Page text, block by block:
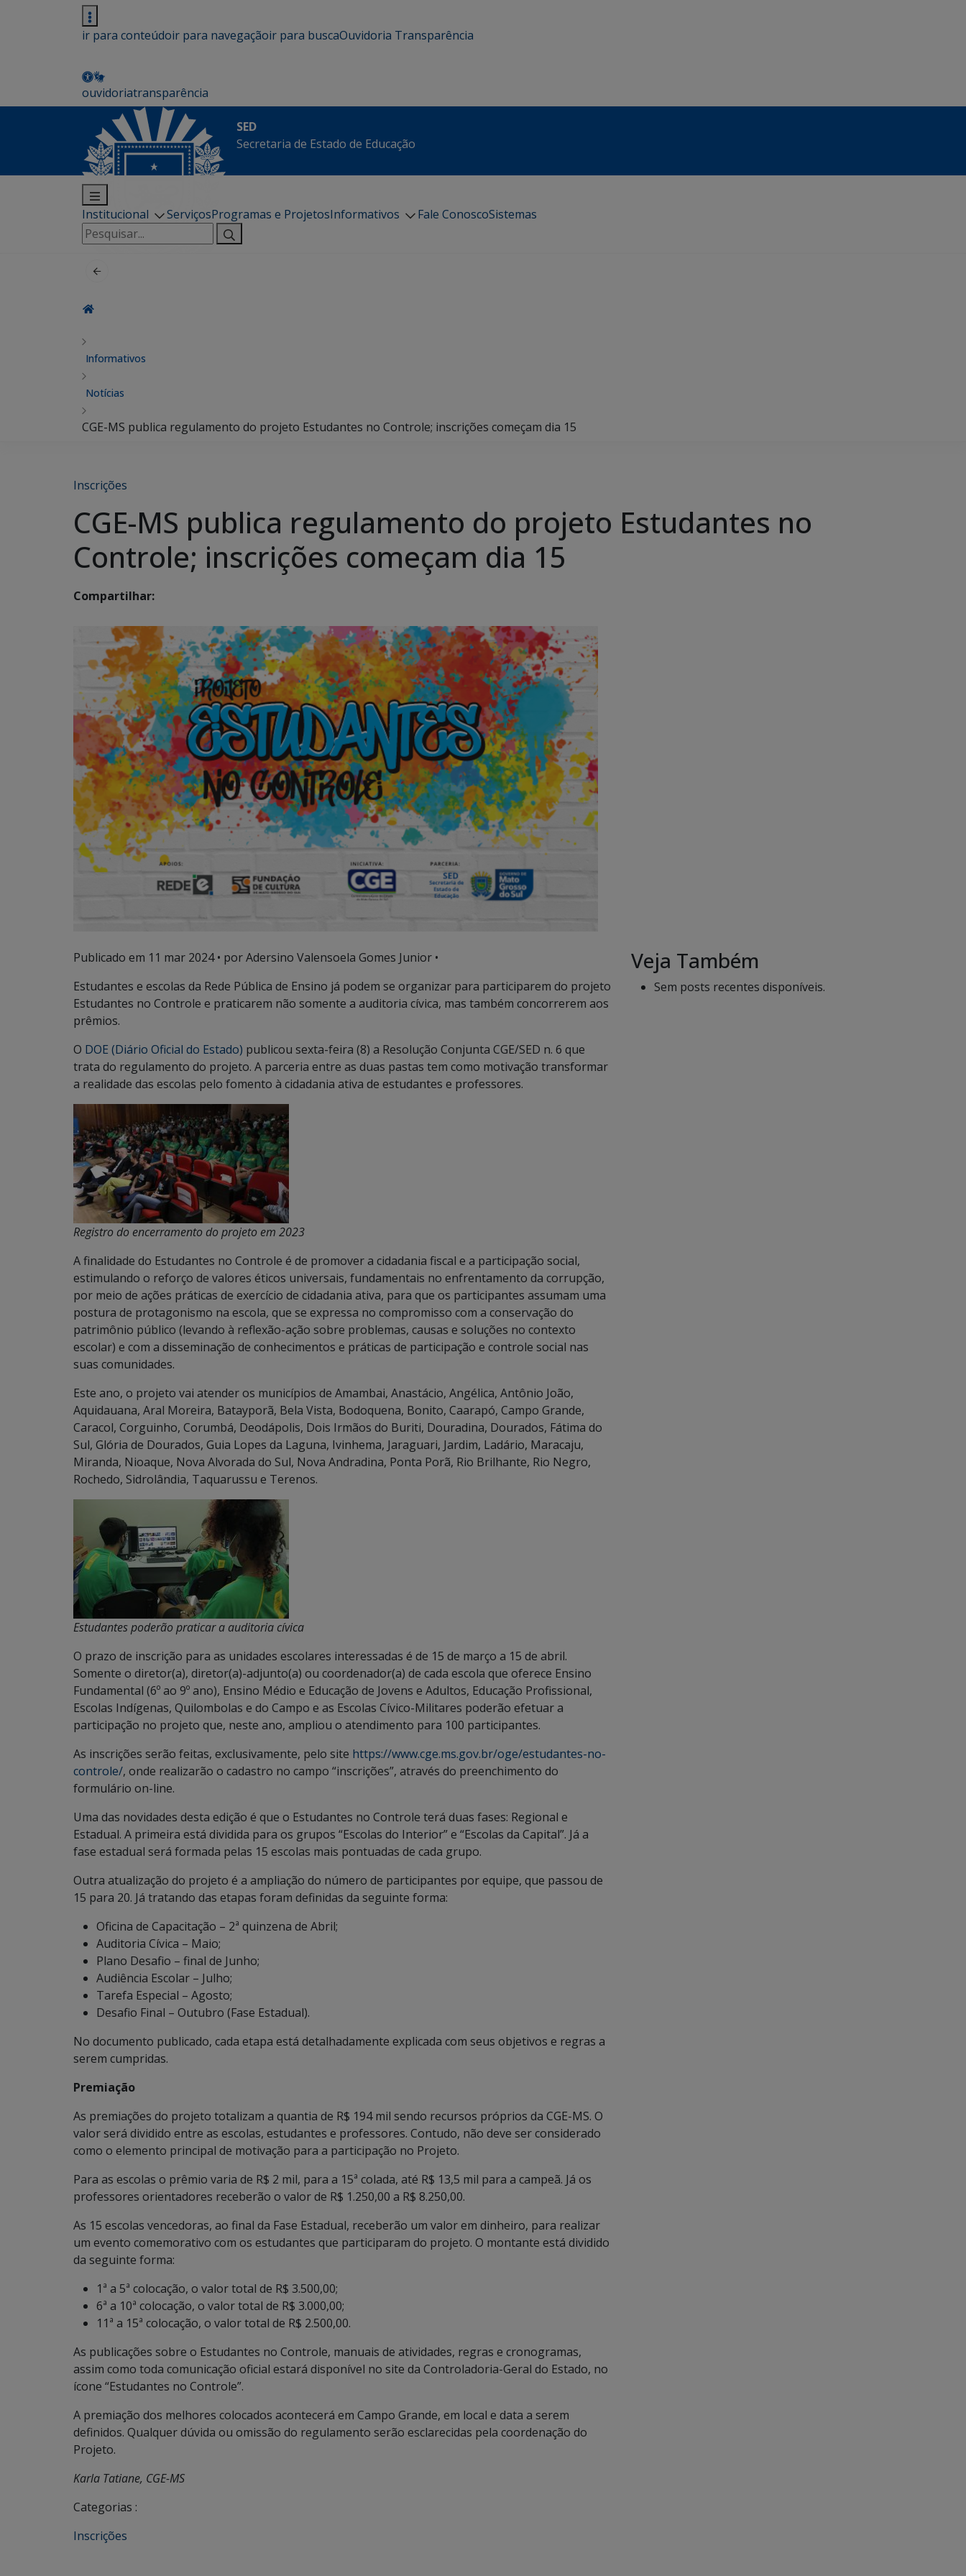
ir para conteúdoir para navegaçãoir para buscaOuvidoria Transparência
ouvidoriatransparência
SED
Secretaria de Estado de Educação
Institucional ServiçosProgramas e ProjetosInformativos Fale ConoscoSistemas
Pesquisar
por:
Informativos
Notícias
CGE-MS publica regulamento do projeto Estudantes no Controle; inscrições começam dia 15
Inscrições
CGE-MS publica regulamento do projeto Estudantes no
Controle; inscrições começam dia 15
Compartilhar:
Publicado em 11 mar 2024• por Adersino Valensoela Gomes Junior •
Estudantes e escolas da Rede Pública de Ensino já podem se organizar para participarem do projeto
Estudantes no Controle e praticarem não somente a auditoria cívica, mas também concorrerem aos
prêmios.
O DOE (Diário Oficial do Estado) publicou sexta-feira (8) a Resolução Conjunta CGE/SED n. 6 que
trata do regulamento do projeto. A parceria entre as duas pastas tem como motivação transformar
a realidade das escolas pelo fomento à cidadania ativa de estudantes e professores.
Registro do encerramento do projeto em 2023
A finalidade do Estudantes no Controle é de promover a cidadania fiscal e a participação social,
estimulando o reforço de valores éticos universais, fundamentais no enfrentamento da corrupção,
por meio de ações práticas de exercício de cidadania ativa, para que os participantes assumam uma
postura de protagonismo na escola, que se expressa no compromisso com a conservação do
patrimônio público (levando à reflexão-ação sobre problemas, causas e soluções no contexto
escolar) e com a disseminação de conhecimentos e práticas de participação e controle social nas
suas comunidades.
Este ano, o projeto vai atender os municípios de Amambai, Anastácio, Angélica, Antônio João,
Aquidauana, Aral Moreira, Batayporã, Bela Vista, Bodoquena, Bonito, Caarapó, Campo Grande,
Caracol, Corguinho, Corumbá, Deodápolis, Dois Irmãos do Buriti, Douradina, Dourados, Fátima do
Sul, Glória de Dourados, Guia Lopes da Laguna, Ivinhema, Jaraguari, Jardim, Ladário, Maracaju,
Miranda, Nioaque, Nova Alvorada do Sul, Nova Andradina, Ponta Porã, Rio Brilhante, Rio Negro,
Rochedo, Sidrolândia, Taquarussu e Terenos.
Estudantes poderão praticar a auditoria cívica
O prazo de inscrição para as unidades escolares interessadas é de 15 de março a 15 de abril.
Somente o diretor(a), diretor(a)-adjunto(a) ou coordenador(a) de cada escola que oferece Ensino
Fundamental (6º ao 9º ano), Ensino Médio e Educação de Jovens e Adultos, Educação Profissional,
Escolas Indígenas, Quilombolas e do Campo e as Escolas Cívico-Militares poderão efetuar a
participação no projeto que, neste ano, ampliou o atendimento para 100 participantes.
As inscrições serão feitas, exclusivamente, pelo site https://www.cge.ms.gov.br/oge/estudantes-no-
controle/, onde realizarão o cadastro no campo “inscrições”, através do preenchimento do
formulário on-line.
Uma das novidades desta edição é que o Estudantes no Controle terá duas fases: Regional e
Estadual. A primeira está dividida para os grupos “Escolas do Interior” e “Escolas da Capital”. Já a
fase estadual será formada pelas 15 escolas mais pontuadas de cada grupo.
Outra atualização do projeto é a ampliação do número de participantes por equipe, que passou de
15 para 20. Já tratando das etapas foram definidas da seguinte forma:
Oficina de Capacitação – 2ª quinzena de Abril;
Auditoria Cívica – Maio;
Plano Desafio – final de Junho;
Audiência Escolar – Julho;
Tarefa Especial – Agosto;
Desafio Final – Outubro (Fase Estadual).
No documento publicado, cada etapa está detalhadamente explicada com seus objetivos e regras a
serem cumpridas.
Premiação
As premiações do projeto totalizam a quantia de R$ 194 mil sendo recursos próprios da CGE-MS. O
valor será dividido entre as escolas, estudantes e professores. Contudo, não deve ser considerado
como o elemento principal de motivação para a participação no Projeto.
Para as escolas o prêmio varia de R$ 2 mil, para a 15ª colada, até R$ 13,5 mil para a campeã. Já os
professores orientadores receberão o valor de R$ 1.250,00 a R$ 8.250,00.
As 15 escolas vencedoras, ao final da Fase Estadual, receberão um valor em dinheiro, para realizar
um evento comemorativo com os estudantes que participaram do projeto. O montante está dividido
da seguinte forma:
1ª a 5ª colocação, o valor total de R$ 3.500,00;
6ª a 10ª colocação, o valor total de R$ 3.000,00;
11ª a 15ª colocação, o valor total de R$ 2.500,00.
As publicações sobre o Estudantes no Controle, manuais de atividades, regras e cronogramas,
assim como toda comunicação oficial estará disponível no site da Controladoria-Geral do Estado, no
ícone “Estudantes no Controle”.
A premiação dos melhores colocados acontecerá em Campo Grande, em local e data a serem
definidos. Qualquer dúvida ou omissão do regulamento serão esclarecidas pela coordenação do
Projeto.
Karla Tatiane, CGE-MS
Categorias :
Inscrições
Veja Também
Sem posts recentes disponíveis.